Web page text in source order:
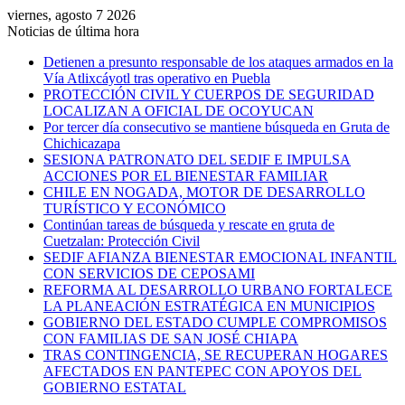
viernes, agosto 7 2026
Noticias de última hora
Detienen a presunto responsable de los ataques armados en la
Vía Atlixcáyotl tras operativo en Puebla
PROTECCIÓN CIVIL Y CUERPOS DE SEGURIDAD
LOCALIZAN A OFICIAL DE OCOYUCAN
Por tercer día consecutivo se mantiene búsqueda en Gruta de
Chichicazapa
SESIONA PATRONATO DEL SEDIF E IMPULSA
ACCIONES POR EL BIENESTAR FAMILIAR
CHILE EN NOGADA, MOTOR DE DESARROLLO
TURÍSTICO Y ECONÓMICO
Continúan tareas de búsqueda y rescate en gruta de
Cuetzalan: Protección Civil
SEDIF AFIANZA BIENESTAR EMOCIONAL INFANTIL
CON SERVICIOS DE CEPOSAMI
REFORMA AL DESARROLLO URBANO FORTALECE
LA PLANEACIÓN ESTRATÉGICA EN MUNICIPIOS
GOBIERNO DEL ESTADO CUMPLE COMPROMISOS
CON FAMILIAS DE SAN JOSÉ CHIAPA
TRAS CONTINGENCIA, SE RECUPERAN HOGARES
AFECTADOS EN PANTEPEC CON APOYOS DEL
GOBIERNO ESTATAL